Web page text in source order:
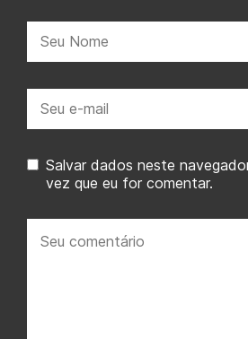
mail:
Salvar dados neste
vez que eu for comentar.
comentário: